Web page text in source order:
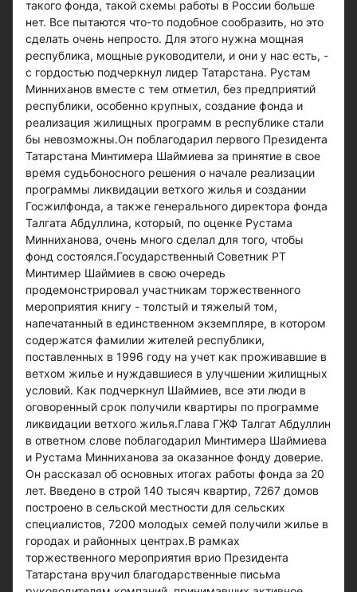
такого фонда, такой схемы работы в России больше
нет. Все пытаются что-то подобное сообразить, но это
сделать очень непросто. Для этого нужна мощная
республика, мощные руководители, и они у нас есть, -
с гордостью подчеркнул лидер Татарстана. Рустам
Минниханов вместе с тем отметил, без предприятий
республики, особенно крупных, создание фонда и
реализация жилищных программ в республике стали
бы невозможны.Он поблагодарил первого Президента
Татарстана Минтимера Шаймиева за принятие в свое
время судьбоносного решения о начале реализации
программы ликвидации ветхого жилья и создании
Госжилфонда, а также генерального директора фонда
Талгата Абдуллина, который, по оценке Рустама
Минниханова, очень много сделал для того, чтобы
фонд состоялся.Государственный Советник РТ
Минтимер Шаймиев в свою очередь
продемонстрировал участникам торжественного
мероприятия книгу - толстый и тяжелый том,
напечатанный в единственном экземпляре, в котором
содержатся фамилии жителей республики,
поставленных в 1996 году на учет как проживавшие в
ветхом жилье и нуждавшиеся в улучшении жилищных
условий. Как подчеркнул Шаймиев, все эти люди в
оговоренный срок получили квартиры по программе
ликвидации ветхого жилья.Глава ГЖФ Талгат Абдуллин
в ответном слове поблагодарил Минтимера Шаймиева
и Рустама Минниханова за оказанное фонду доверие.
Он рассказал об основных итогах работы фонда за 20
лет. Введено в строй 140 тысяч квартир, 7267 домов
построено в сельской местности для сельских
специалистов, 7200 молодых семей получили жилье в
городах и районных центрах.В рамках
торжественного мероприятия врио Президента
Татарстана вручил благодарственные письма